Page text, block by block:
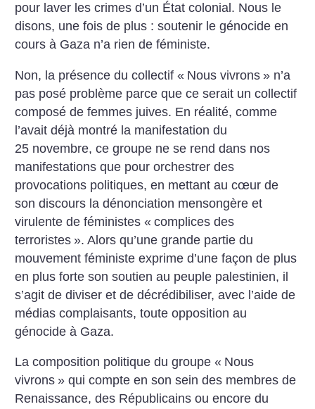
pour laver les crimes d’un État colonial. Nous le
disons, une fois de plus : soutenir le génocide en
cours à Gaza n’a rien de féministe.
Non, la présence du collectif « Nous vivrons » n’a
pas posé problème parce que ce serait un collectif
composé de femmes juives. En réalité, comme
l’avait déjà montré la manifestation du
25 novembre, ce groupe ne se rend dans nos
manifestations que pour orchestrer des
provocations politiques, en mettant au cœur de
son discours la dénonciation mensongère et
virulente de féministes « complices des
terroristes ». Alors qu’une grande partie du
mouvement féministe exprime d’une façon de plus
en plus forte son soutien au peuple palestinien, il
s’agit de diviser et de décrédibiliser, avec l’aide de
médias complaisants, toute opposition au
génocide à Gaza.
La composition politique du groupe « Nous
vivrons » qui compte en son sein des membres de
Renaissance, des Républicains ou encore du